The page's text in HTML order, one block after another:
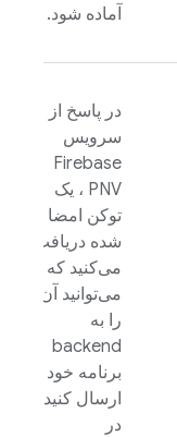
آماده شود.
در پاسخ از
سرویس
Firebase
PNV ، یک
توکن امضا
شده دریافت
می‌کنید که
می‌توانید آن
را به
backend
برنامه خود
ارسال کنید.
در